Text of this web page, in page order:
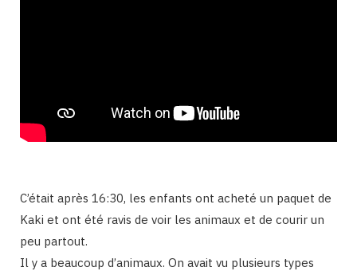
C’était après 16:30, les enfants ont acheté un paquet de
Kaki et ont été ravis de voir les animaux et de courir un
peu partout.
Il y a beaucoup d’animaux. On avait vu plusieurs types